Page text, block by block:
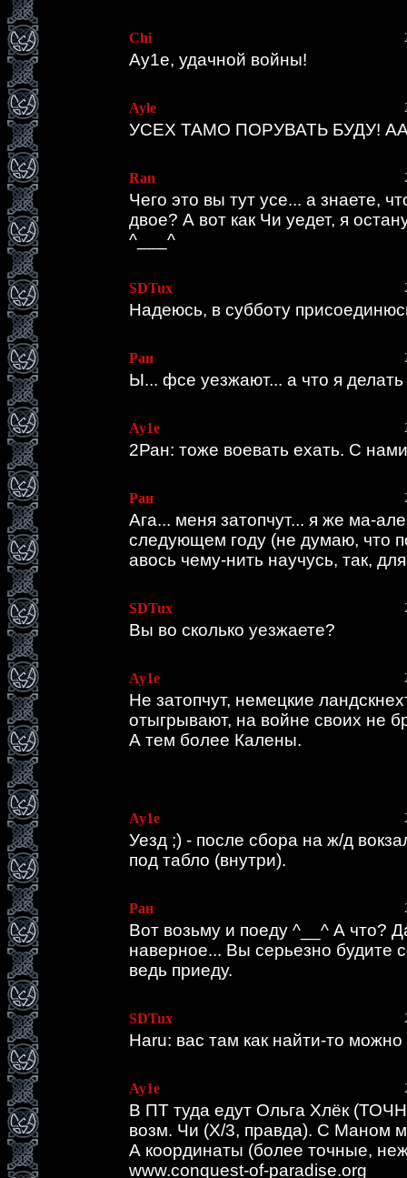
Chi
Ау1е, удачной войны!
Ayle
УСЕХ ТАМО ПОРУВАТЬ БУДУ!
Ran
Чего это вы тут усе... а знаете,
двое? А вот как Чи уедет, я
^___^
SDTux
Надеюсь, в субботу
Ран
Ы... фсе уезжают... а что я делать
Ау1е
2Ран: тоже воевать ехать. С
Ран
Ага... меня затопчут... я же ма-
следующем году (не думаю, что
авось чему-нить научусь, так,
SDTux
Вы во сколько уезжаете?
Ау1е
Не затопчут, немецкие
отыгрывают, на войне своих не
А тем более Калены.
Ау1е
Уезд ;) - после сбора на ж/д
под табло (внутри).
Ран
Вот возьму и поеду ^__^ А что?
наверное... Вы серьезно будите
ведь приеду.
SDTux
Haru: вас там как найти-то можно
Ау1е
В ПТ туда едут Ольга Хлёк
возм. Чи (Х/3, правда). С Маном
А координаты (более точные,
www.conquest-of-paradise.org